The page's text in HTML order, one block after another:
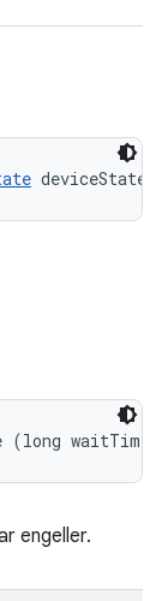
deviceState)
(long waitTime)
engeller.